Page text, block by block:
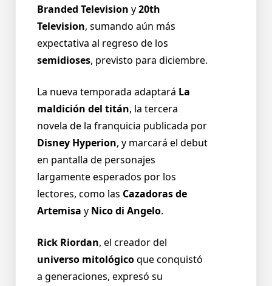
Branded Television y20th
Television, sumando aún más
expectativa al regreso de los
semidioses, previsto para diciembre.
La nueva temporada adaptará La
maldición del titán, la tercera
novela de la franquicia publicada por
Disney Hyperion, y marcará el debut
en pantalla de personajes
largamente esperados por los
lectores, como las Cazadoras de
Artemisa y Nico di Angelo.
Rick Riordan, el creador del
universo mitológicoque conquistó
a generaciones, expresó su